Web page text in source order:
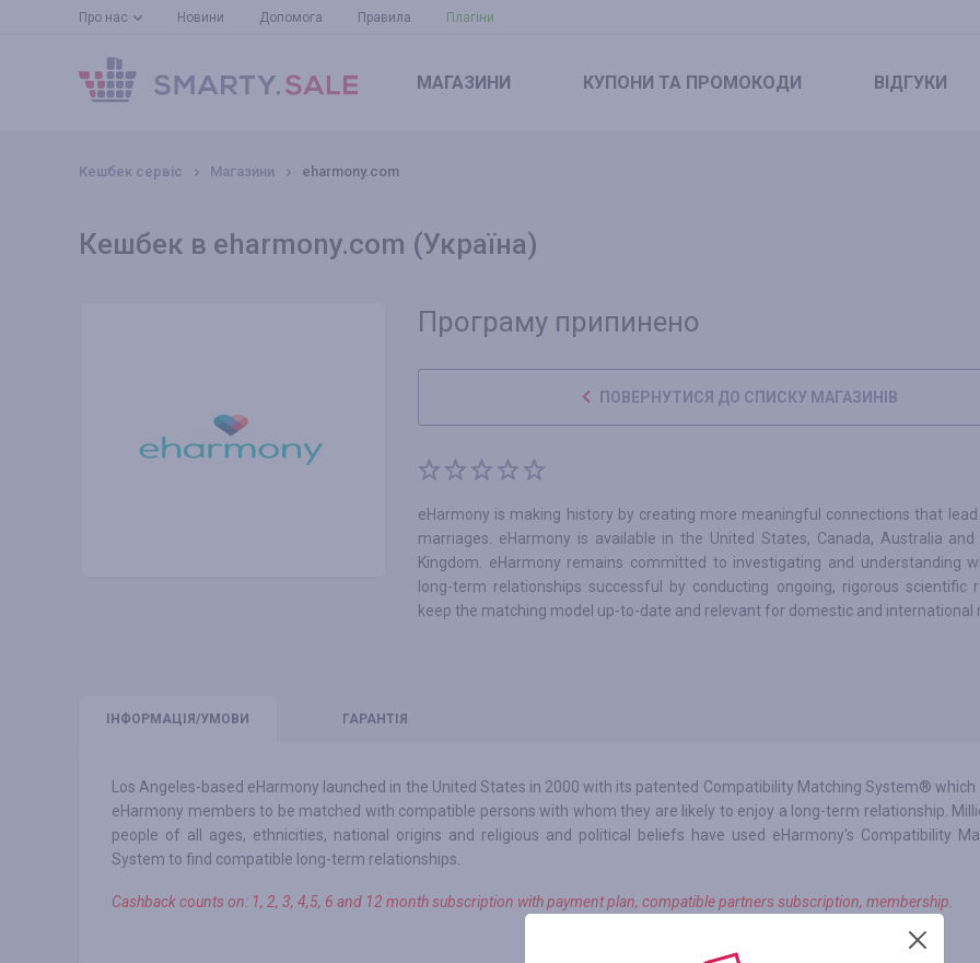
Про нас Новини Допомога Правила Плагіни
МАГАЗИНИ КУПОНИ ТА ПРОМОКОДИ ВІДГУКИ
Кешбек сервіс Магазини eharmony.com
Кешбек в eharmony.com (Україна)
Програму припинено
ПОВЕРНУТИСЯ ДО СПИСКУ МАГАЗИНІВ
eHarmony is making history by creating more meaningful connections that
marriages. eHarmony is available in the United States, Canada, Australia and
Kingdom. eHarmony remains committed to investigating and understanding
long-term relationships successful by conducting ongoing, rigorous scientific
keep the matching model up-to-date and relevant for domestic and international
ІНФО РМАЦІЯ/УМОВИ ГАРАНТІЯ
Los Angeles-based eHarmony launched in the United States in 2000 with its patented Compatibility Matching System® which
eHarmony members to be matched with compatible persons with whom they are likely to enjoy a long-term relationship.
people of all ages, ethnicities, national origins and religious and political beliefs have used eHarmony's Compatibility
System to find compatible long-term relationships.
Cashback counts on: 1, 2, 3, 4,5, 6 and 12 month subscription with payment plan, сompatible partners subscription, membership.